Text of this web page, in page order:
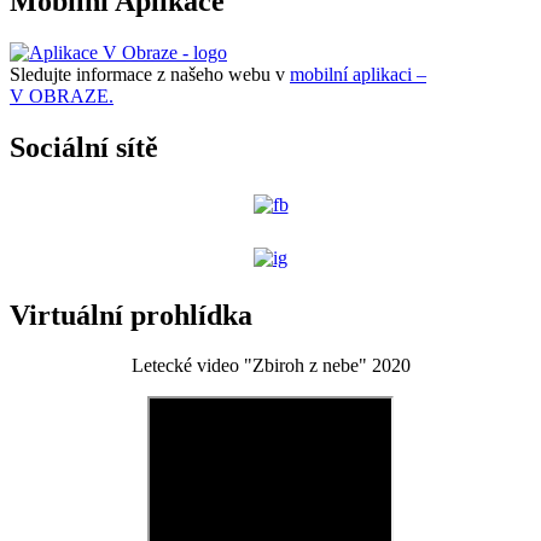
Sledujte informace z našeho webu v mobilní aplikaci –
V OBRAZE.
Sociální sítě
Virtuální prohlídka
Letecké video "Zbiroh z nebe" 2020